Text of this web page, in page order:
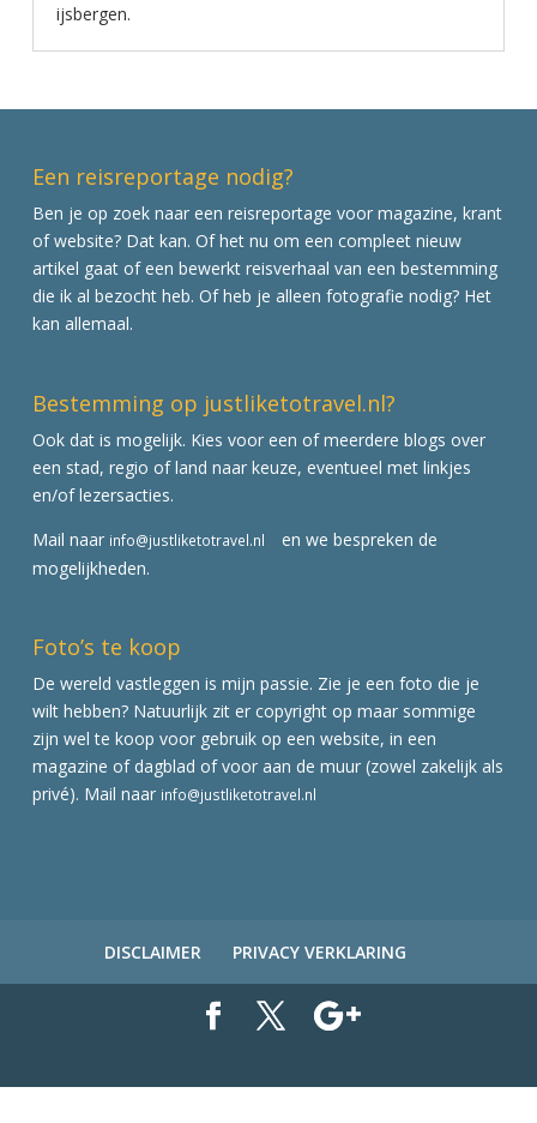
ijsbergen.
Een reisreportage nodig?
Ben je op zoek naar een reisreportage voor magazine, krant
of website? Dat kan. Of het nu om een compleet nieuw
artikel gaat of een bewerkt reisverhaal van een bestemming
die ik al bezocht heb. Of heb je alleen fotografie nodig? Het
kan allemaal.
Bestemming op justliketotravel.nl?
Ook dat is mogelijk. Kies voor een of meerdere blogs over
een stad, regio of land naar keuze, eventueel met linkjes
en/of lezersacties.
Mail naar info@justliketotravel.nl
en we bespreken de
mogelijkheden.
Foto’s te koop
De wereld vastleggen is mijn passie. Zie je een foto die je
wilt hebben? Natuurlijk zit er copyright op maar sommige
zijn wel te koop voor gebruik op een website, in een
magazine of dagblad of voor aan de muur (zowel zakelijk als
privé). Mail naar info@justliketotravel.nl
DISCLAIMER PRIVACY VERKLARING